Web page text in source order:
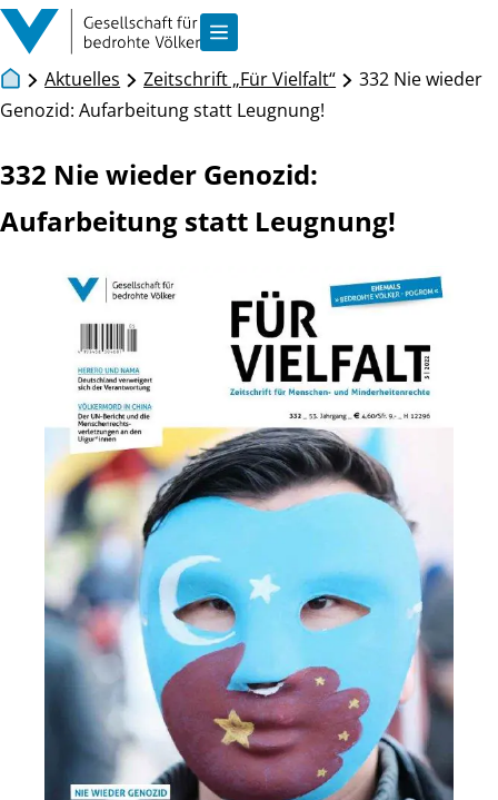
Zum Inhalt springen
Navigation anzeigen
Aktuelles
Zeitschrift „Für Vielfalt“
332 Nie wieder
Genozid: Aufarbeitung statt Leugnung!
332 Nie wieder Genozid:
Aufarbeitung statt Leugnung!